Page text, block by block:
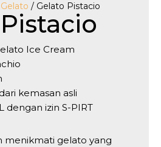
Gelato / Gelato Pistacio
Ice Cream
kemasan asli
dengan izin S-PIRT
menikmati gelato yang